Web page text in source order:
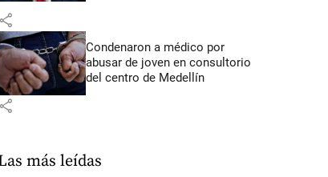
share
Condenaron a médico por
abusar de joven en consultorio
del centro de Medellín
share
más leídas